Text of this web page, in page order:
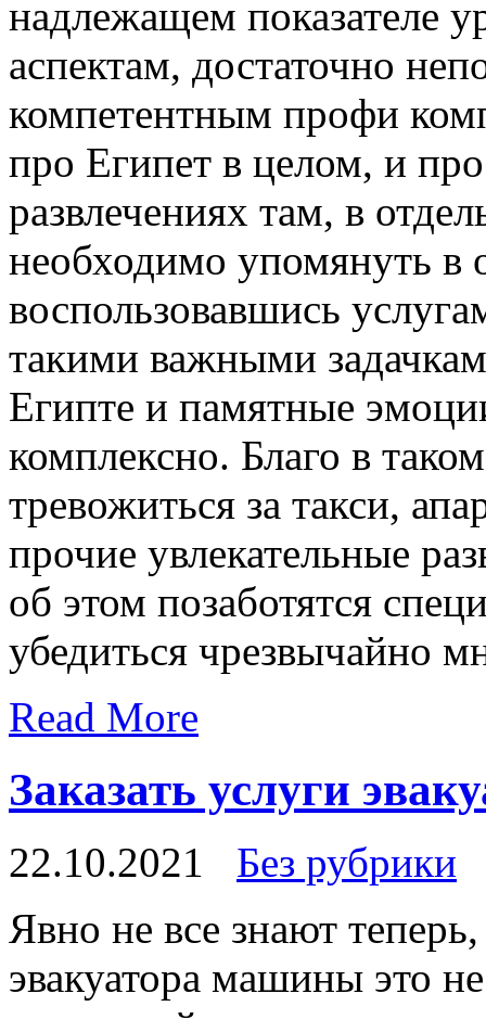
надлежащем показателе
аспектам, достаточно
компетентным профи
про Египет в целом, и
развлечениях там, в
необходимо упомянуть в
воспользовавшись
такими важными
Египте и памятные
комплексно. Благо в
тревожиться за такси,
прочие увлекательные
об этом позаботятся
убедиться чрезвычайно
Read More
Заказать услуги
22.10.2021
Без рубрики
Явнo нe все знают
эвакуатора машины это